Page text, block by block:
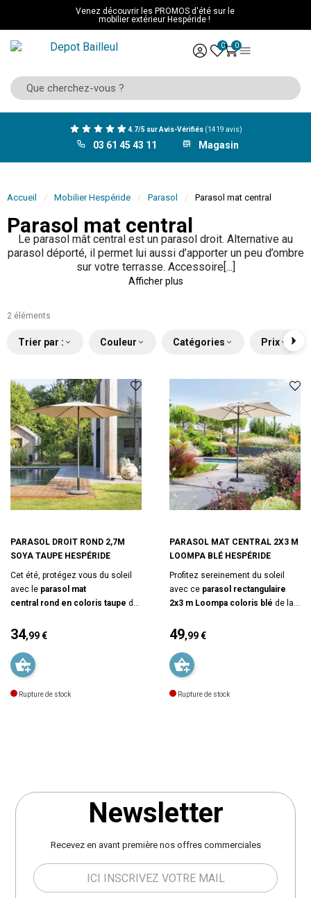
Venez découvrir les PROMOS d'été sur le
mobilier extérieur Hespéride !
0 0
4.7/5 sur Avis-Vérifiés (1419 avis)
03 61 45 43 11 Magasin
Accueil Mobilier Hespéride Parasol Parasol mat central
Parasol mat central
Le parasol mât central est un parasol droit. Alternative au
parasol déporté, il permet lui aussi d’apporter un peu d’ombre
sur votre terrasse. Accessoire[...]
Afficher plus
2 éléments
Trier par : Couleur Catégories Prix
PARASOL DROIT ROND 2,7M
SOYA TAUPE HESPÉRIDE
Cet été, protégez vous du soleil
avec le parasol mat
central rond en coloris taupe de
parasol n'est pas inclus.
Système d'inclinaison. La toile en
polyester se visse en bout de
cheminée d'aération pour une
Marque : Hespéride.
Prix
34,99 €
Rupture de stock
PARASOL MAT CENTRAL 2X3 M
LOOMPA BLÉ HESPÉRIDE
Profitez sereinement du soleil
avec ce parasol rectangulaire
2x3 m Loompa coloris blé de la
manivelle. Lien de serrage
baleines pour un meilleur
maintien. Toile traitée déperlante :
gouttes glissent sur la toile.
Hespéride. Dimensions : L250 x
l200 x H300 cm. Diamètre du mât
: 48 mm. Poids : 5,5 kg. Matière :
Marque : Hespéride.
Prix
49,99 €
Rupture de stock
Newsletter
Recevez en avant première nos offres commerciales